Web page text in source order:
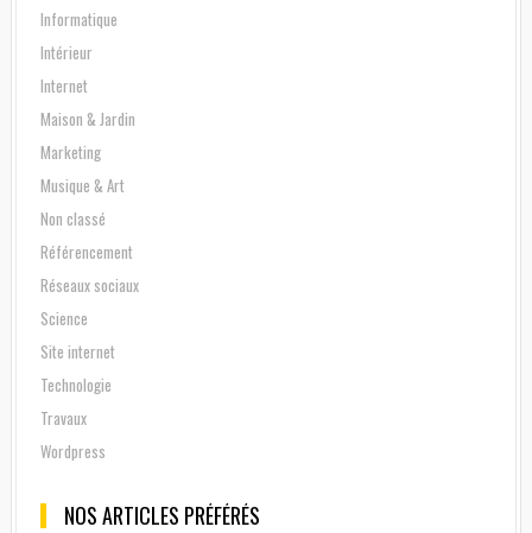
Informatique
Intérieur
Internet
Maison & Jardin
Marketing
Musique & Art
Non classé
Référencement
Réseaux sociaux
Science
Site internet
Technologie
Travaux
Wordpress
NOS ARTICLES PRÉFÉRÉS